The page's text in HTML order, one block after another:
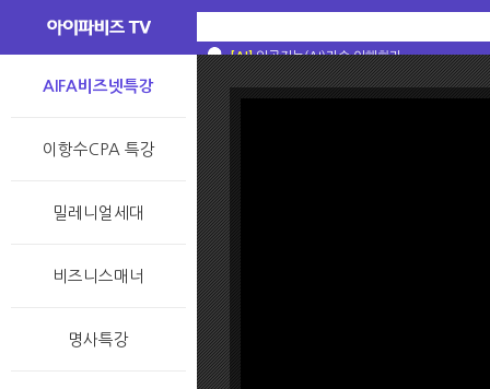
AIFA비즈넷특강
이항수CPA 특강
밀레니얼세대
비즈니스매너
명사특강
[AI]인공지능(AI)기술 이해하기